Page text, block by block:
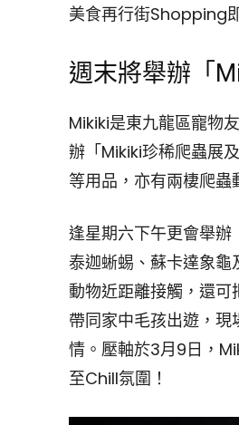
美食再行街Shopping
週末將舉辦「
Mikiki是東九龍區寵物
辦「Mikiki珍稀爬蟲展
等用品，亦有兩棲爬蟲
逢星期六下午更會舉辦
泰迦蜥蜴、蘇卡達象
動物近距離接觸，還
帶同家中毛孩出遊，
情。壓軸於3月9日，
至Chill氛圍！